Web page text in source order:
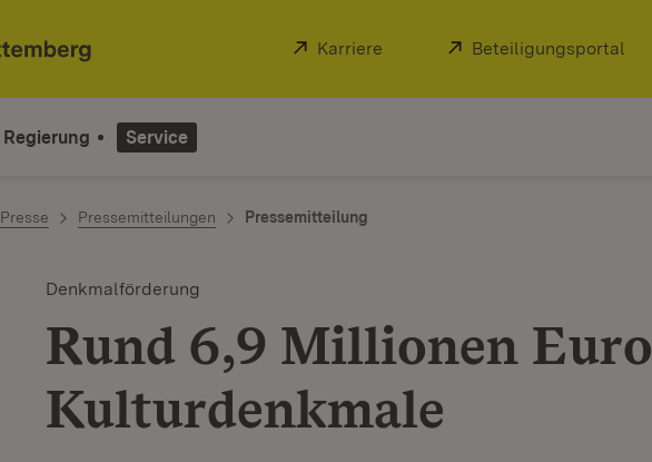
Extern:
Karriere (Öffnet in neuem Fenster)
Extern:
Beteiligungsportal
Regierung Service
Presse Pressemitteilungen Pressemitteilung
Denkmalförderung
Rund 6,9 Millionen
Kulturdenkmale